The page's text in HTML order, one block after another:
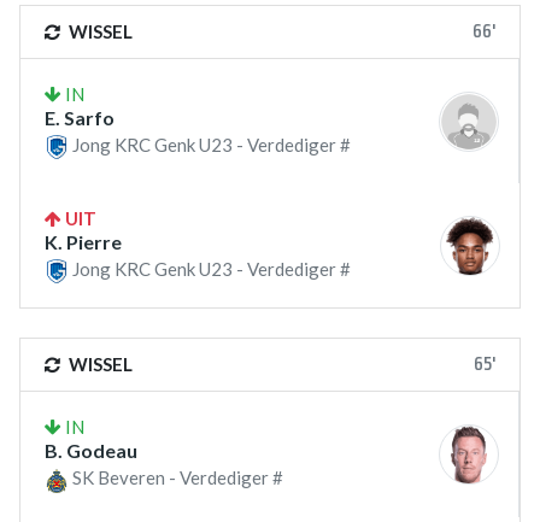
WISSEL 66'
IN
E. Sarfo
Jong KRC Genk U23 - Verdediger #
UIT
K. Pierre
Jong KRC Genk U23 - Verdediger #
WISSEL 65'
IN
B. Godeau
SK Beveren - Verdediger #